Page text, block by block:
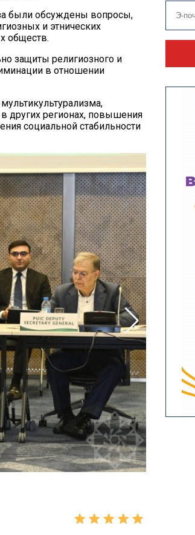
были обсуждены вопросы,
и этнических
обществ.
защиты религиозного и
в отношении
других регионах, повышения
социальной стабильности